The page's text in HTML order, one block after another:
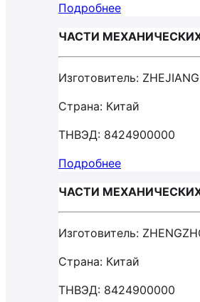
Подробнее
ЧАСТИ МЕХАНИЧЕСКИХ
Изготовитель:
Страна: Китай
ТНВЭД: 8424900000
Подробнее
ЧАСТИ МЕХАНИЧЕСКИХ
Изготовитель:
Страна: Китай
ТНВЭД: 8424900000